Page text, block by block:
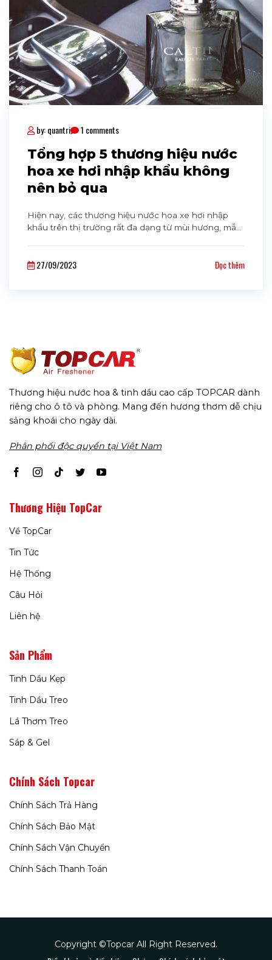
by: quantri 1 comments
Tổng hợp 5 thương hiệu nước
hoa xe hơi nhập khẩu không
nên bỏ qua
Hiện nay, các thương hiệu nước hoa xe hơi nhập
khẩu trên thị trường rất đa dạng từ mùi hương, mẫu
khỏi tâm lý hoang mang. Cùng theo Cavaha
27/09/2023 Đọc thêm
Thương hiệu nước hoa & tinh dầu cao cấp TOPCAR dành
riêng cho ô tô và phòng. Mang đến hương thơm dễ chịu
sảng khoái cho ngày dài.
Phân phối độc quyền tại Việt Nam
Thương Hiệu TopCar
Về TopCar
Tin Tức
Hệ Thống
Câu Hỏi
Liên hệ
Sản Phẩm
Tinh Dầu Kẹp
Tinh Dầu Treo
Lá Thơm Treo
Sáp & Gel
Chính Sách Topcar
Chính Sách Trả Hàng
Chính Sách Bảo Mật
Chính Sách Vận Chuyển
Chính Sách Thanh Toán
Copyright ©Topcar All Right Reserved.